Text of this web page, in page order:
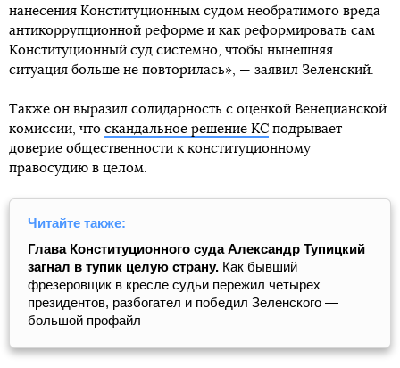
нанесения Конституционным судом необратимого вреда
антикоррупционной реформе и как реформировать сам
Конституционный суд системно, чтобы нынешняя
ситуация больше не повторилась», — заявил Зеленский.
Также он выразил солидарность с оценкой Венецианской
комиссии, что скандальное решение КС подрывает
доверие общественности к конституционному
правосудию в целом.
Читайте также:
Глава Конституционного суда Александр Тупицкий
загнал в тупик целую страну. Как бывший
фрезеровщик в кресле судьи пережил четырех
президентов, разбогател и победил Зеленского —
большой профайл